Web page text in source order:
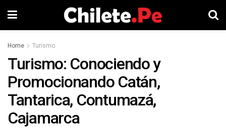
Home Turismo
Turismo: Conociendo y
Promocionando Catán,
Tantarica, Contumazá,
Cajamarca